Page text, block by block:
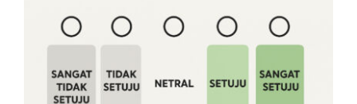
Skala Likert dalam Survei:
Konsep, Kelebihan, dan
Aplikasinya